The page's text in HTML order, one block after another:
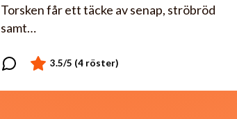
Torsken får ett täcke av senap, ströbröd
samt…